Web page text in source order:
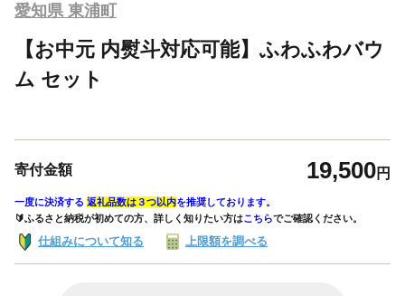
愛知県 東浦町
【お中元 内熨斗対応可能】ふわふわバウ
ム セット
寄付金額 19,500円
一度に決済する 返礼品数は３つ以内を推奨しております。
🔰ふるさと納税が初めての方、詳しく知りたい方はこちらでご確認ください。
仕組みについて知る 上限額を調べる